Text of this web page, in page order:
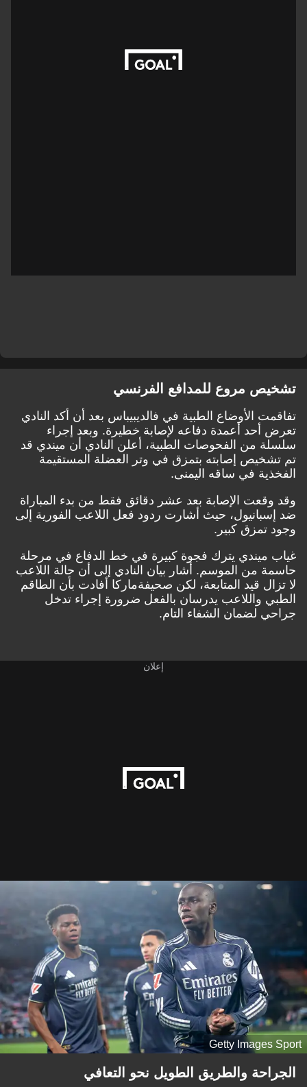
تشخيص مروع للمدافع الفرنسي
تفاقمت الأوضاع الطبية في فالديبيباس بعد أن أكد النادي
تعرض أحد أعمدة دفاعه لإصابة خطيرة. وبعد إجراء
سلسلة من الفحوصات الطبية، أعلن النادي أن ميندي قد
تم تشخيص إصابته بتمزق في وتر العضلة المستقيمة
الفخذية في ساقه اليمنى.
وقد وقعت الإصابة بعد عشر دقائق فقط من بدء المباراة
ضد إسبانيول، حيث أشارت ردود فعل اللاعب الفورية إلى
وجود تمزق كبير.
غياب ميندي يترك فجوة كبيرة في خط الدفاع في مرحلة
حاسمة من الموسم. أشار بيان النادي إلى أن حالة اللاعب
لا تزال قيد المتابعة، لكن صحيفةماركا أفادت بأن الطاقم
الطبي واللاعب يدرسان بالفعل ضرورة إجراء تدخل
جراحي لضمان الشفاء التام.
إعلان
Getty Images Sport
الجراحة والطريق الطويل نحو التعافي